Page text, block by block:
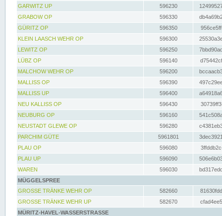
GARWITZ UP
596230
GRABOW OP
596330
GÜRITZ OP
596350
KLEIN LAASCH WEHR OP
596300
LEWITZ OP
596250
LÜBZ OP
596140
MALCHOW WEHR OP
596200
MALLISS OP
596390
MALLISS UP
596400
NEU KALLISS OP
596430
NEUBURG OP
596160
NEUSTADT GLEWE OP
596280
PARCHIM GÜTE
5961801
PLAU OP
596080
PLAU UP
596090
WAREN
596030
MÜGGELSPREE
GROSSE TRÄNKE WEHR OP
582660
GROSSE TRÄNKE WEHR UP
582670
MÜRITZ-HAVEL-WASSERSTRASSE